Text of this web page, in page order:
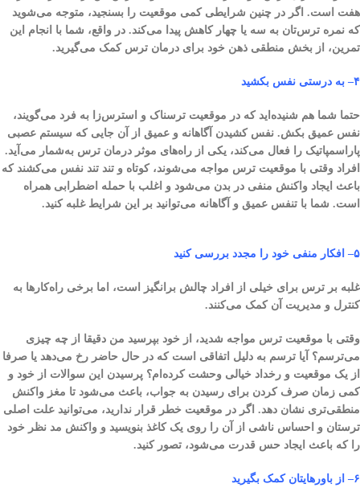
هفت است. اگر در چنین شرایطی کمی موقعیت را بسنجید، متوجه می‌شوید
که نمره ترس‌تان به سه یا چهار کاهش پیدا می‌کند. در واقع، شما با انجام این
تمرین، از بخش منطقی ذهن خود برای درمان ترس کمک می‌گیرید.
۴– به درستی نفس بکشید
حتما شما هم شنیده‌اید که در موقعیت ترسناک و استرس‌زا به فرد می‌گویند،
نفس عمیق بکش. نفس کشیدن آگاهانه و عمیق از آن جایی که سیستم عصبی
پاراسمپاتیک را فعال می‌کند، یکی از راه‌های موثر درمان ترس به‌شمار می‌آید.
افراد وقتی با موقعیت ترس مواجه می‌شوند، کوتاه و تند تند نفس می‌کشند که
باعث ایجاد واکنش منفی در بدن می‌شود و اغلب با حمله اضطرابی همراه
است. شما با تنفس عمیق و آگاهانه می‌توانید بر این شرایط غلبه کنید.
۵– افکار منفی خود را مجدد بررسی کنید
غلبه بر ترس برای خیلی از افراد چالش برانگیز است، اما برخی راه‌کارها به
کنترل و مدیریت آن کمک می‌کنند.
وقتی با موقعیت ترس مواجه شدید، از خود بپرسید من دقیقا از چه چیزی
می‌ترسم؟ آیا ترسم به دلیل اتفاقی است که در حال حاضر رخ می‌دهد یا صرفا
از یک موقعیت و رخداد خیالی وحشت کرده‌ام؟ پرسیدن این سوالات از خود و
کمی زمان صرف کردن برای رسیدن به جواب، باعث می‌شود تا مغز واکنش
منطقی‌تری نشان دهد. اگر در موقعیت خطر قرار ندارید، می‌توانید علت اصلی
تر‌ستان و احساس ناشی از آن را روی یک کاغذ بنویسید و واکنش مد نظر خود
را که باعث ایجاد حس قدرت می‌شود، تصور کنید.
۶– از باورهایتان کمک بگیرید